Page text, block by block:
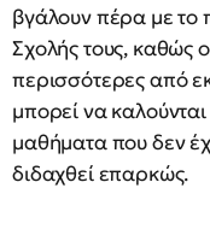
βγάλουν πέρα με
Σχολής τους, καθώς
περισσότερες από
μπορεί να
μαθήματα που δεν
διδαχθεί επαρκώς.